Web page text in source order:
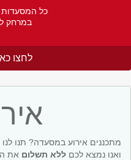
כל המסעדות
במרחק
לחצו
מתכננים אירוע במסעדה? תנו
ואנו נמצא לכם ללא תשלום את